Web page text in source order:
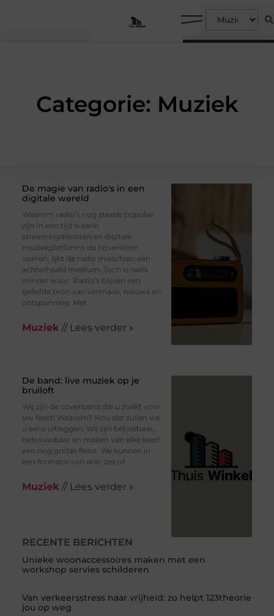
Categorie: Muziek
RECENTE BERICHTEN
Unieke woonaccessoires maken met een
workshop servies schilderen
Van verkeersstress naar vrijheid: zo helpt 123theorie
jou op weg
De magie van radio's in een
digitale wereld
Waarom radio’s nog steeds populair
zijn In een tijd waarin
streamingdiensten en digitale
muziekplatforms de boventoon
voeren, lijkt de radio misschien een
achterhaald medium. Toch is niets
minder waar. Radio’s blijven een
geliefde bron van vermaak, nieuws en
ontspanning. Met
Muziek // Lees verder »
De band: live muziek op je
bruiloft
Wij zijn de coverband die u zoekt voor
uw feest! Waarom? Nou dat zullen we
u eens uitleggen. Wij zijn betaalbaar,
betrouwbaar en maken van elke feest
een nog groter feest. We kunnen in
een formatie van drie, zes of
Muziek // Lees verder »